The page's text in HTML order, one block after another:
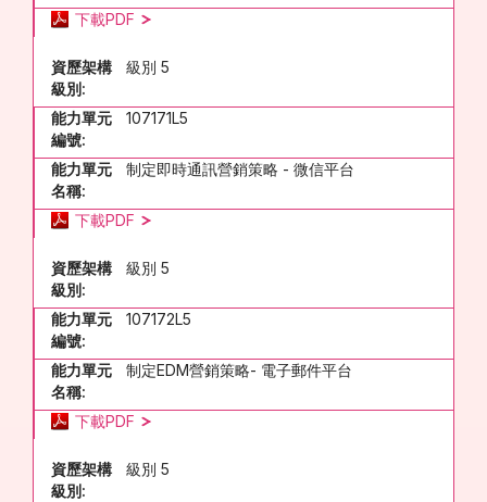
下載PDF
資歷架構
級別:
級別 5
能力單元
編號:
107171L5
能力單元
名稱:
制定即時通訊營銷策略 - 微信平台
下載PDF
資歷架構
級別:
級別 5
能力單元
編號:
107172L5
能力單元
名稱:
制定EDM營銷策略- 電子郵件平台
下載PDF
資歷架構
級別:
級別 5